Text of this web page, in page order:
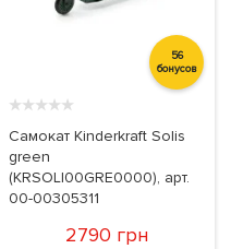
56
бонусов
★★★★★
Самокат Kinderkraft Solis
green
(KRSOLI00GRE0000), арт.
00-00305311
2790 грн